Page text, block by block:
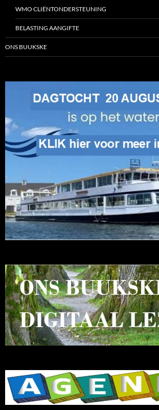
WMO CLIËNTONDERSTEUNING
BELASTING AANGIFTE
ONS BUUKSKE